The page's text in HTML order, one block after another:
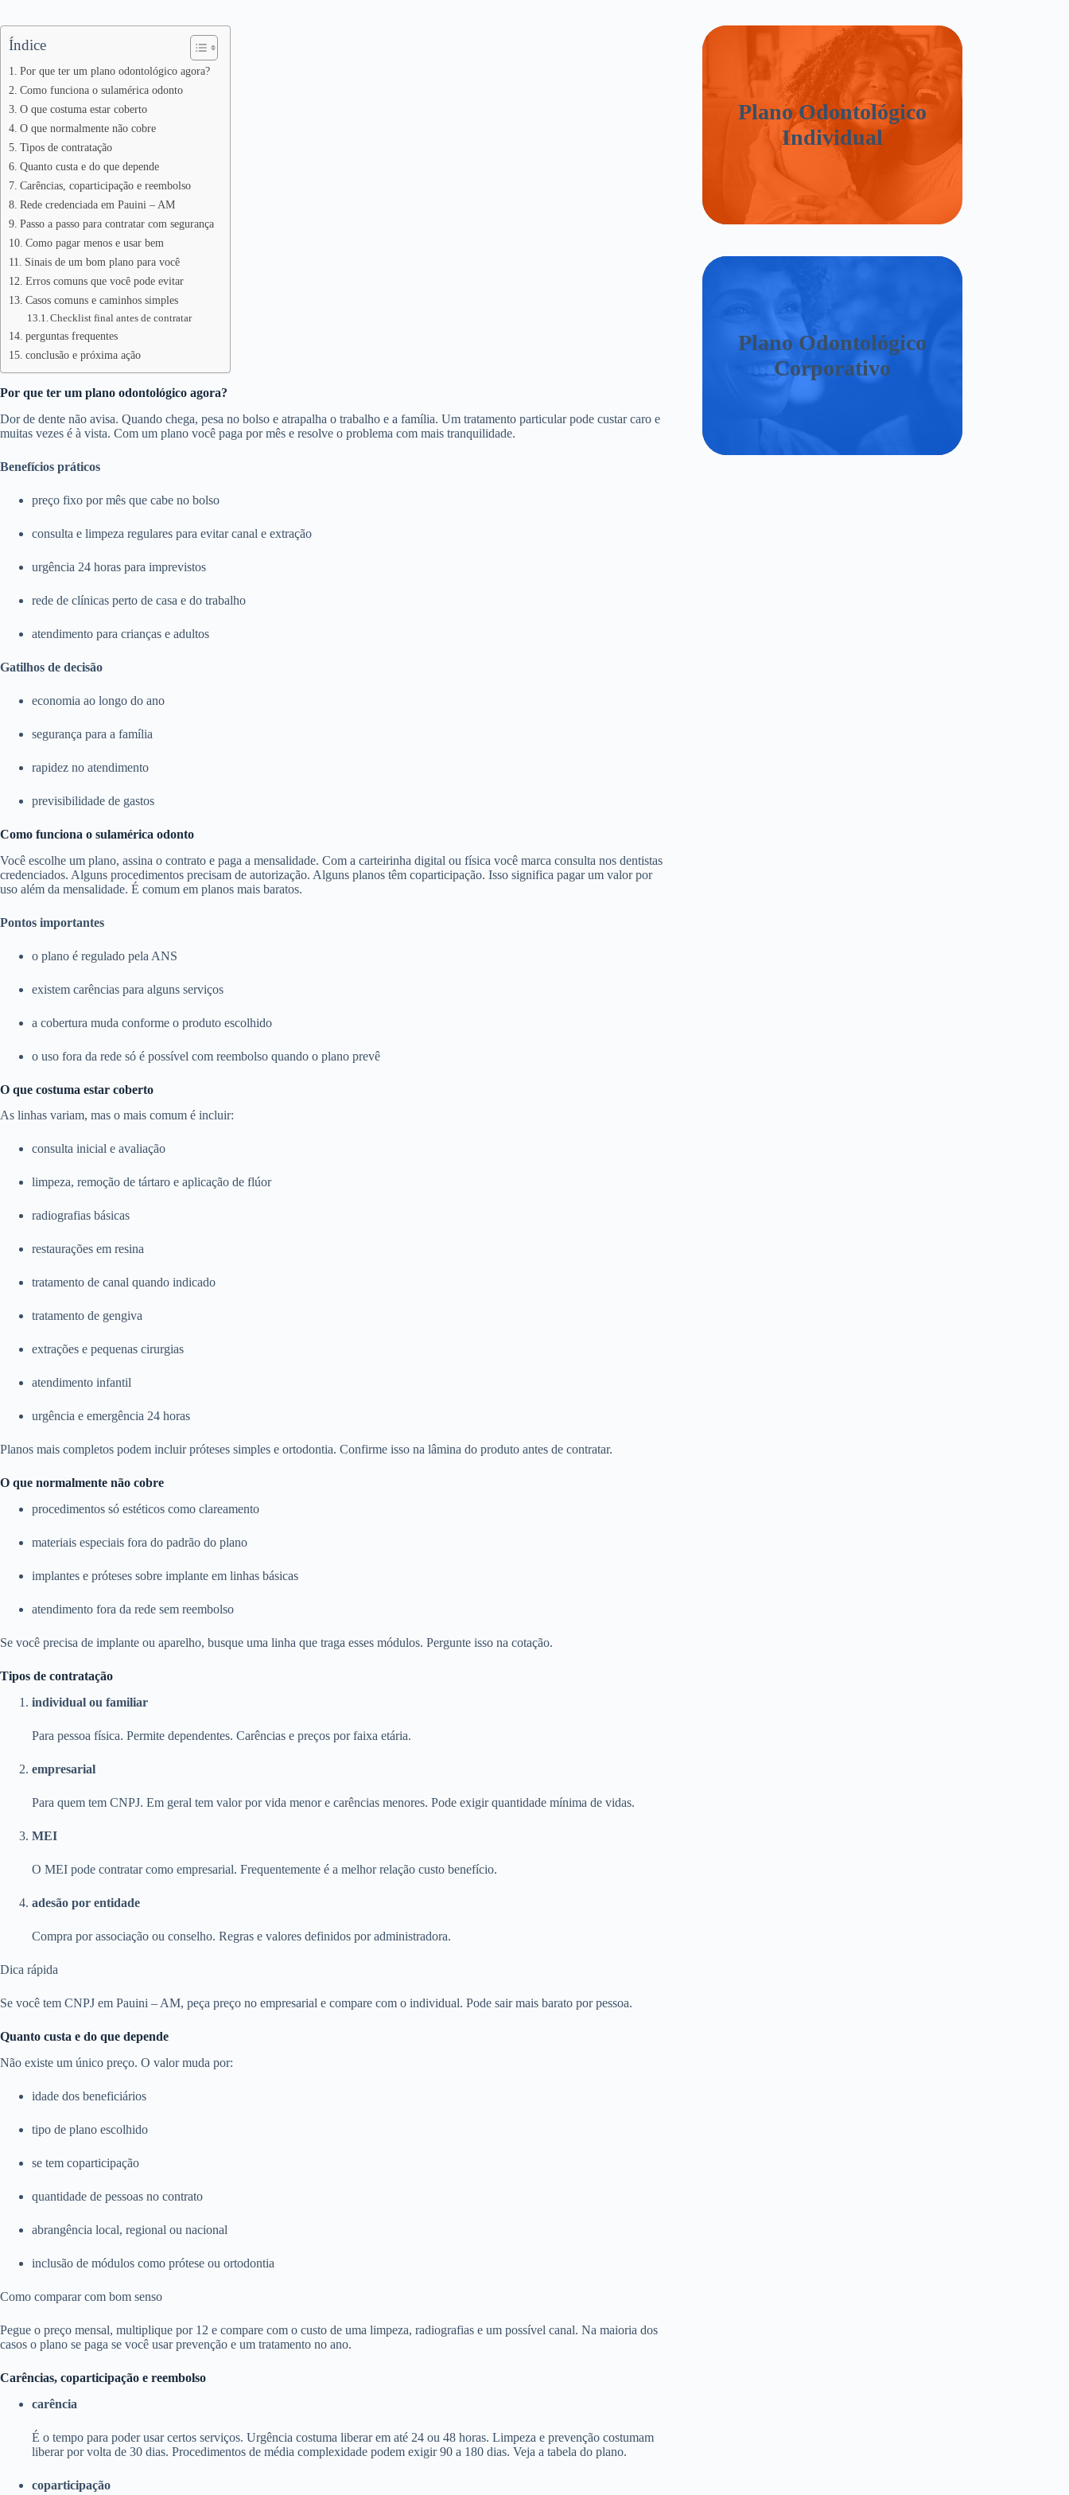
Índice
Por que ter um plano odontológico agora?
Como funciona o sulamérica odonto
O que costuma estar coberto
O que normalmente não cobre
Tipos de contratação
Quanto custa e do que depende
Carências, coparticipação e reembolso
Rede credenciada em Pauini – AM
Passo a passo para contratar com segurança
Como pagar menos e usar bem
Sinais de um bom plano para você
Erros comuns que você pode evitar
Casos comuns e caminhos simples
Checklist final antes de contratar
perguntas frequentes
conclusão e próxima ação
Por que ter um plano odontológico agora?
Dor de dente não avisa. Quando chega, pesa no bolso e atrapalha o trabalho e a família. Um tratamento particular pode custar caro e
muitas vezes é à vista. Com um plano você paga por mês e resolve o problema com mais tranquilidade.
Benefícios práticos
preço fixo por mês que cabe no bolso
consulta e limpeza regulares para evitar canal e extração
urgência 24 horas para imprevistos
rede de clínicas perto de casa e do trabalho
atendimento para crianças e adultos
Gatilhos de decisão
economia ao longo do ano
segurança para a família
rapidez no atendimento
previsibilidade de gastos
Como funciona o sulamérica odonto
Você escolhe um plano, assina o contrato e paga a mensalidade. Com a carteirinha digital ou física você marca consulta nos dentistas
credenciados. Alguns procedimentos precisam de autorização. Alguns planos têm coparticipação. Isso significa pagar um valor por
uso além da mensalidade. É comum em planos mais baratos.
Pontos importantes
o plano é regulado pela ANS
existem carências para alguns serviços
a cobertura muda conforme o produto escolhido
o uso fora da rede só é possível com reembolso quando o plano prevê
O que costuma estar coberto
As linhas variam, mas o mais comum é incluir:
consulta inicial e avaliação
limpeza, remoção de tártaro e aplicação de flúor
radiografias básicas
restaurações em resina
tratamento de canal quando indicado
tratamento de gengiva
extrações e pequenas cirurgias
atendimento infantil
urgência e emergência 24 horas
Planos mais completos podem incluir próteses simples e ortodontia. Confirme isso na lâmina do produto antes de contratar.
O que normalmente não cobre
procedimentos só estéticos como clareamento
materiais especiais fora do padrão do plano
implantes e próteses sobre implante em linhas básicas
atendimento fora da rede sem reembolso
Se você precisa de implante ou aparelho, busque uma linha que traga esses módulos. Pergunte isso na cotação.
Tipos de contratação
individual ou familiar
Para pessoa física. Permite dependentes. Carências e preços por faixa etária.
empresarial
Para quem tem CNPJ. Em geral tem valor por vida menor e carências menores. Pode exigir quantidade mínima de vidas.
MEI
O MEI pode contratar como empresarial. Frequentemente é a melhor relação custo benefício.
adesão por entidade
Compra por associação ou conselho. Regras e valores definidos por administradora.
Dica rápida
Se você tem CNPJ em Pauini – AM, peça preço no empresarial e compare com o individual. Pode sair mais barato por pessoa.
Quanto custa e do que depende
Não existe um único preço. O valor muda por:
idade dos beneficiários
tipo de plano escolhido
se tem coparticipação
quantidade de pessoas no contrato
abrangência local, regional ou nacional
inclusão de módulos como prótese ou ortodontia
Como comparar com bom senso
Pegue o preço mensal, multiplique por 12 e compare com o custo de uma limpeza, radiografias e um possível canal. Na maioria dos
casos o plano se paga se você usar prevenção e um tratamento no ano.
Carências, coparticipação e reembolso
carência
É o tempo para poder usar certos serviços. Urgência costuma liberar em até 24 ou 48 horas. Limpeza e prevenção costumam
liberar por volta de 30 dias. Procedimentos de média complexidade podem exigir 90 a 180 dias. Veja a tabela do plano.
coparticipação
Plano Odontológico
Individual
Plano Odontológico
Corporativo